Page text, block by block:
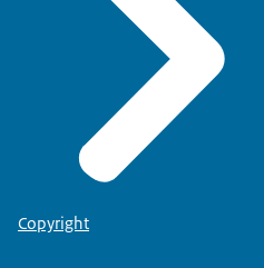
Copyright